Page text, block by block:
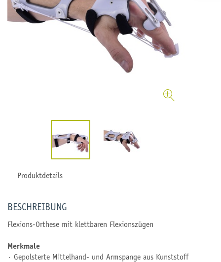
Produktdetails
BESCHREIBUNG
Flexions-Orthese mit klettbaren Flexionszügen
Merkmale
∙ Gepolsterte Mittelhand- und Armspange aus Kunststoff